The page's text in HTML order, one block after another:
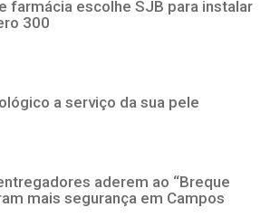
farmácia escolhe SJB para instalar
300
a serviço da sua pele
aderem ao “Breque
mais segurança em Campos